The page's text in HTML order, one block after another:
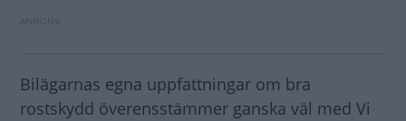
Bilägarnas egna uppfattningar om bra
rostskydd överensstämmer ganska väl med Vi